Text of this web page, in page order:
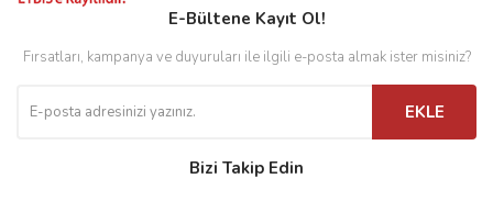
E-Bültene Kayıt Ol!
Fırsatları, kampanya ve duyuruları ile ilgili e-posta almak ister misiniz?
EKLE
Bizi Takip Edin